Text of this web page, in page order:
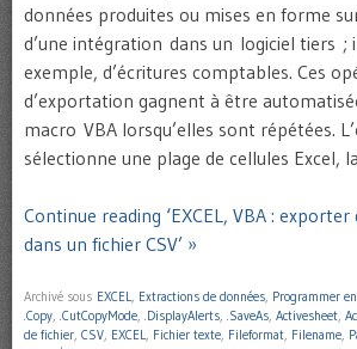
données produites ou mises en forme
d’une intégration dans un logiciel tiers ;
exemple, d’écritures comptables. Ces
d’exportation gagnent à être
macro VBA lorsqu’elles sont répétées.
sélectionne une plage de cellules Excel,
Continue reading ‘EXCEL, VBA :
dans un fichier CSV’ »
Archivé sous EXCEL, Extractions de données, Programmer
.Copy, .CutCopyMode, .DisplayAlerts, .SaveAs, Activesheet,
de fichier, CSV, EXCEL, Fichier texte, Fileformat, Filename,